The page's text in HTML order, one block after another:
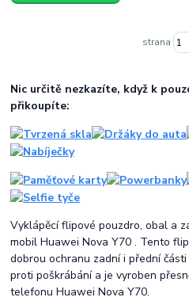
strana
Nic určitě nezkazíte, když k
přikoupíte:
Vyklápěcí flipové pouzdro, obal a
mobil Huawei Nova Y70 . Tento
dobrou ochranu zadní i přední
proti poškrábání a je vyroben
telefonu Huawei Nova Y70.